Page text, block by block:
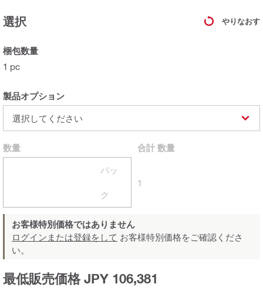
選択 やりなおす
梱包数量
1 pc
製品オプション
選択してください
数量
パッ
ク
合計 数量
1
お客様特別価格ではありません
ログインまたは登録をして お客様特別価格をご確認くださ
い。
最低販売価格 JPY 106,381